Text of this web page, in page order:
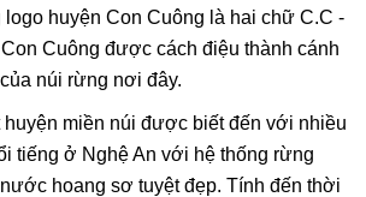
huyện Con Cuông là hai chữ C.C -
Cuông được cách điệu thành cánh
núi rừng nơi đây.
huyện miền núi được biết đến với nhiều
tiếng ở Nghệ An với hệ thống rừng
hoang sơ tuyệt đẹp. Tính đến thời